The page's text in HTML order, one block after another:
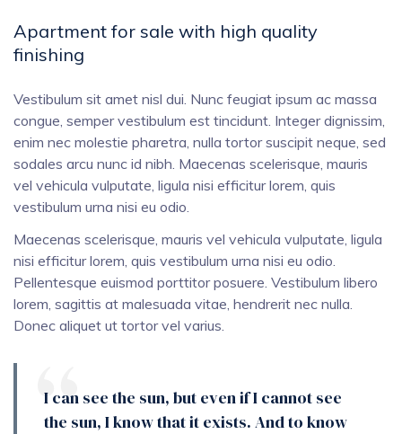
Apartment for sale with high quality
finishing
Vestibulum sit amet nisl dui. Nunc feugiat ipsum ac massa
congue, semper vestibulum est tincidunt. Integer dignissim,
enim nec molestie pharetra, nulla tortor suscipit neque, sed
sodales arcu nunc id nibh. Maecenas scelerisque, mauris
vel vehicula vulputate, ligula nisi efficitur lorem, quis
vestibulum urna nisi eu odio.
Maecenas scelerisque, mauris vel vehicula vulputate, ligula
nisi efficitur lorem, quis vestibulum urna nisi eu odio.
Pellentesque euismod porttitor posuere. Vestibulum libero
lorem, sagittis at malesuada vitae, hendrerit nec nulla.
Donec aliquet ut tortor vel varius.
I can see the sun, but even if I cannot see
the sun, I know that it exists. And to know